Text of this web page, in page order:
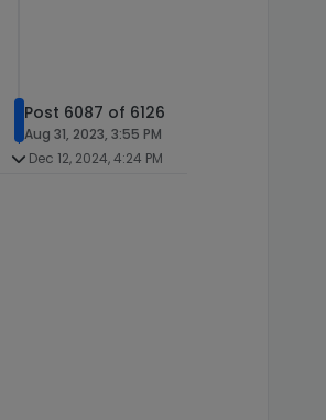
Post 6087 of 6126
Aug 31, 2023, 3:55 PM
Dec 12, 2024, 4:24 PM